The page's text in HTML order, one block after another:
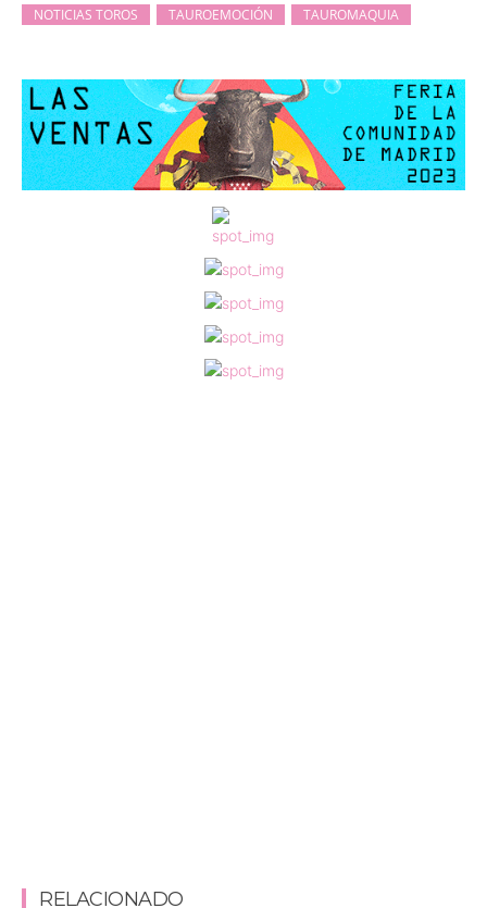
NOTICIAS TOROS
TAUROEMOCIÓN TAUROMAQUIA
RELACIONADO